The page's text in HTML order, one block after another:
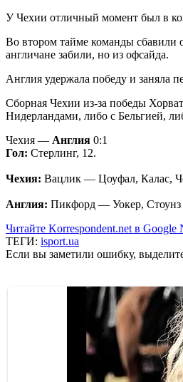
У Чехии отличный момент был в
Во втором тайме команды сбавили
англичане забили, но из офсайда.
Англия удержала победу и заняла
Сборная Чехии из-за победы
Нидерландами, либо с Бельгией,
Чехия — Англия 0:1
Гол: Стерлинг, 12.
Чехия: Вацлик — Цоуфал, Калас,
Англия: Пикфорд — Уокер,
Читайте Korrespondent.net в Google
ТЕГИ: isport.ua
Если вы заметили ошибку,